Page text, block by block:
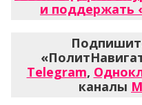
и поддержать
Telegram,
каналы